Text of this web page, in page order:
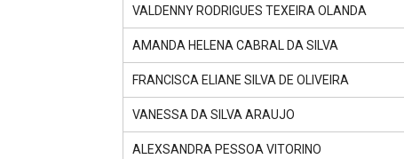
VALDENNY RODRIGUES TEXEIRA OLANDA
AMANDA HELENA CABRAL DA SILVA
FRANCISCA ELIANE SILVA DE OLIVEIRA
VANESSA DA SILVA ARAUJO
ALEXSANDRA PESSOA VITORINO